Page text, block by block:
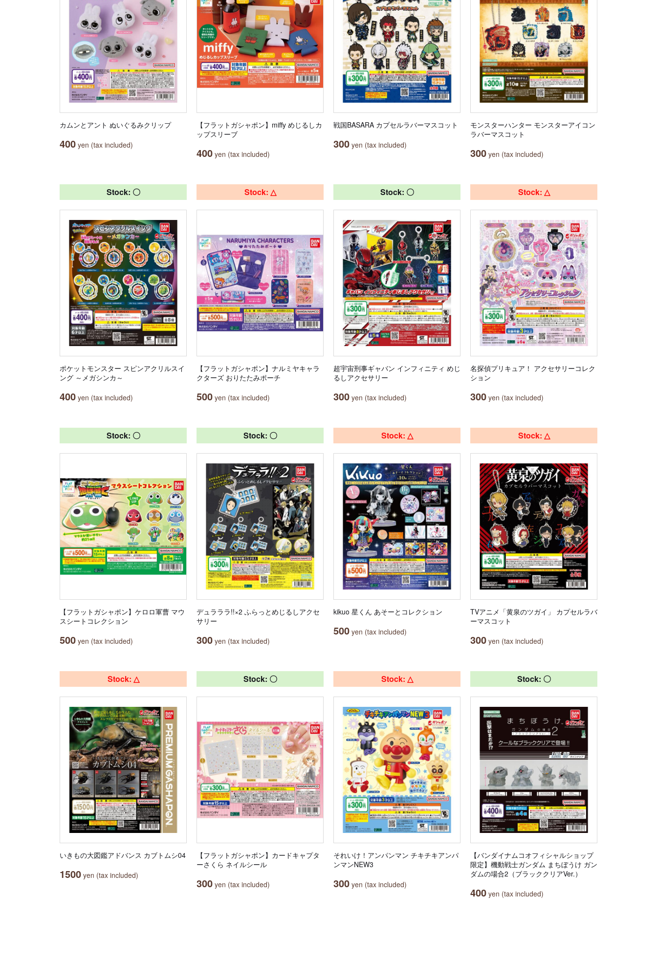
カムンとアント ぬいぐるみクリップ
400 yen (tax included)
【フラットガシャポン】miffy めじるしカ
ップスリーブ
400 yen (tax included)
戦国BASARA カプセルラバーマスコット
300 yen (tax included)
モンスターハンター モンスターアイコン
ラバーマスコット
300 yen (tax included)
Stock: 〇
ポケットモンスター スピンアクリルスイ
ング ～メガシンカ～
400 yen (tax included)
Stock: △
【フラットガシャポン】ナルミヤキャラ
クターズ おりたたみポーチ
500 yen (tax included)
Stock: 〇
超宇宙刑事ギャバン インフィニティ めじ
るしアクセサリー
300 yen (tax included)
Stock: △
名探偵プリキュア！ アクセサリーコレク
ション
300 yen (tax included)
Stock: 〇
【フラットガシャポン】ケロロ軍曹 マウ
スシートコレクション
500 yen (tax included)
Stock: 〇
デュラララ!!×2 ふらっとめじるしアクセ
サリー
300 yen (tax included)
Stock: △
kikuo 星くん あそーとコレクション
500 yen (tax included)
Stock: △
TVアニメ「黄泉のツガイ」 カプセルラバ
ーマスコット
300 yen (tax included)
Stock: △
いきもの大図鑑アドバンス カブトムシ04
1500 yen (tax included)
Stock: 〇
【フラットガシャポン】カードキャプタ
ーさくら ネイルシール
300 yen (tax included)
Stock: △
それいけ！アンパンマン チキチキアンパ
ンマンNEW3
300 yen (tax included)
Stock: 〇
【バンダイナムコオフィシャルショップ
限定】機動戦士ガンダム まちぼうけ ガン
ダムの場合2（ブラッククリアVer.）
400 yen (tax included)